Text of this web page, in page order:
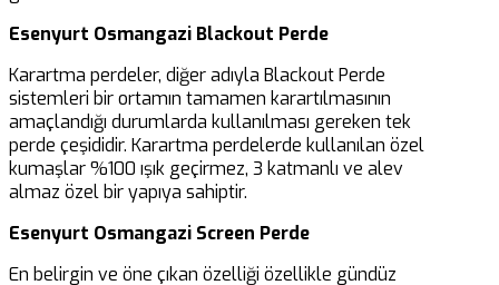
Esenyurt Osmangazi Blackout Perde
Karartma perdeler, diğer adıyla Blackout Perde
sistemleri bir ortamın tamamen karartılmasının
amaçlandığı durumlarda kullanılması gereken tek
perde çeşididir. Karartma perdelerde kullanılan özel
kumaşlar %100 ışık geçirmez, 3 katmanlı ve alev
almaz özel bir yapıya sahiptir.
Esenyurt Osmangazi Screen Perde
En belirgin ve öne çıkan özelliği özellikle gündüz